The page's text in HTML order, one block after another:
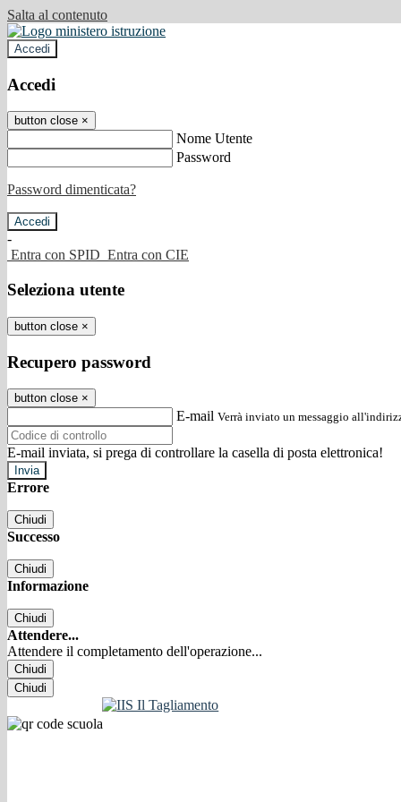
Salta al contenuto
Accedi
Accedi
button close ×
Nome Utente
Password
Password dimenticata?
-
Entra con SPID Entra con CIE
Seleziona utente
button close ×
Recupero password
button close ×
E-mail Verrà inviato un messaggio
E-mail inviata, si prega di controllare la casella di posta elettronica!
Errore
Chiudi
Successo
Chiudi
Informazione
Chiudi
Attendere...
Attendere il completamento dell'operazione...
Chiudi
Chiudi